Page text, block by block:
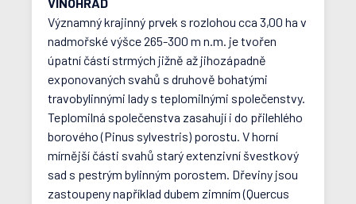
Významný krajinný prvek s rozlohou cca 3,00 ha v
nadmořské výšce 265-300 m n.m. je tvořen
úpatní částí strmých jižně až jihozápadně
exponovaných svahů s druhově bohatými
travobylinnými lady s teplomilnými společenstvy.
Teplomilná společenstva zasahují i do přilehlého
borového (Pinus sylvestris) porostu. V horní
mírnější části svahů starý extenzivní švestkový
sad s pestrým bylinným porostem. Dřeviny jsou
zastoupeny například dubem zimním (Quercus